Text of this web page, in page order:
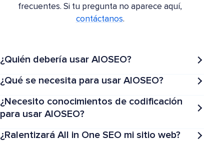
frecuentes. Si tu pregunta no aparece aquí,
contáctanos.
¿Quién debería usar AIOSEO?
¿Qué se necesita para usar AIOSEO?
¿Necesito conocimientos de codificación
para usar AIOSEO?
¿Ralentizará All in One SEO mi sitio web?